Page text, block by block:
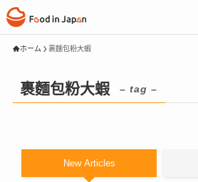
ホーム 裹麵包粉大蝦
裹麵包粉大蝦 – tag –
New Articles